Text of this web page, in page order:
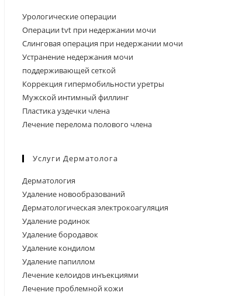
Урологические операции
Операции tvt при недержании мочи
Слинговая операция при недержании мочи
Устранение недержания мочи
поддерживающей сеткой
Коррекция гипермобильности уретры
Мужской интимный филлинг
Пластика уздечки члена
Лечение перелома полового члена
Услуги Дерматолога
Дерматология
Удаление новообразований
Дерматологическая электрокоагуляция
Удаление родинок
Удаление бородавок
Удаление кондилом
Удаление папиллом
Лечение келоидов инъекциями
Лечение проблемной кожи